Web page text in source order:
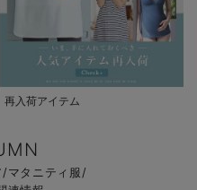
再入荷アイテム
/マタニティ服/